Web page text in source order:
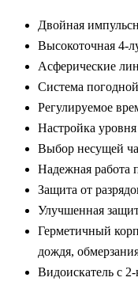
Двойная
Высокоточная 4-
Асферические
Система
Регулируемое
Настройка
Выбор несущей
Надежная работа
Защита от
Улучшенная
Герметичный
дождя,
Видоискатель с